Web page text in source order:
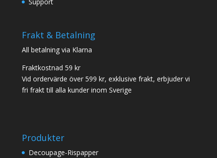
Frakt & Betalning
All betalning via Klarna
Fraktkostnad 59 kr
Vid ordervärde över 599 kr, exklusive frakt, erbjuder vi
fri frakt till alla kunder inom Sverige
Produkter
Decoupage-Rispapper